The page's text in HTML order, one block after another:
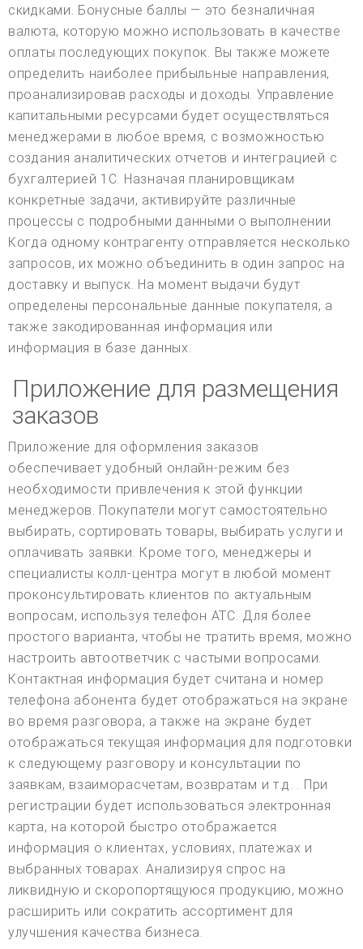
скидками. Бонусные баллы — это безналичная
валюта, которую можно использовать в качестве
оплаты последующих покупок. Вы также можете
определить наиболее прибыльные направления,
проанализировав расходы и доходы. Управление
капитальными ресурсами будет осуществляться
менеджерами в любое время, с возможностью
создания аналитических отчетов и интеграцией с
бухгалтерией 1С. Назначая планировщикам
конкретные задачи, активируйте различные
процессы с подробными данными о выполнении.
Когда одному контрагенту отправляется несколько
запросов, их можно объединить в один запрос на
доставку и выпуск. На момент выдачи будут
определены персональные данные покупателя, а
также закодированная информация или
информация в базе данных.
Приложение для размещения
заказов
Приложение для оформления заказов
обеспечивает удобный онлайн-режим без
необходимости привлечения к этой функции
менеджеров. Покупатели могут самостоятельно
выбирать, сортировать товары, выбирать услуги и
оплачивать заявки. Кроме того, менеджеры и
специалисты колл-центра могут в любой момент
проконсультировать клиентов по актуальным
вопросам, используя телефон АТС. Для более
простого варианта, чтобы не тратить время, можно
настроить автоответчик с частыми вопросами.
Контактная информация будет считана и номер
телефона абонента будет отображаться на экране
во время разговора, а также на экране будет
отображаться текущая информация для подготовки
к следующему разговору и консультации по
заявкам, взаиморасчетам, возвратам и т.д. . При
регистрации будет использоваться электронная
карта, на которой быстро отображается
информация о клиентах, условиях, платежах и
выбранных товарах. Анализируя спрос на
ликвидную и скоропортящуюся продукцию, можно
расширить или сократить ассортимент для
улучшения качества бизнеса.